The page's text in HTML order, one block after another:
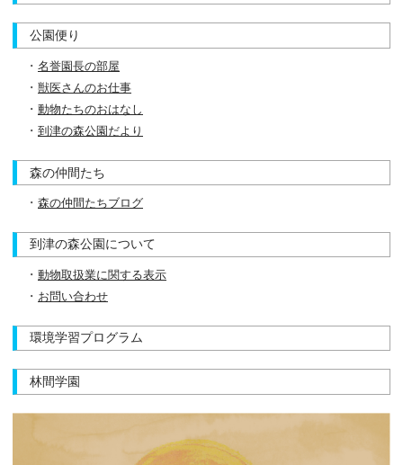
公園便り
名誉園長の部屋
獣医さんのお仕事
動物たちのおはなし
到津の森公園だより
森の仲間たち
森の仲間たちブログ
到津の森公園について
動物取扱業に関する表示
お問い合わせ
環境学習プログラム
林間学園